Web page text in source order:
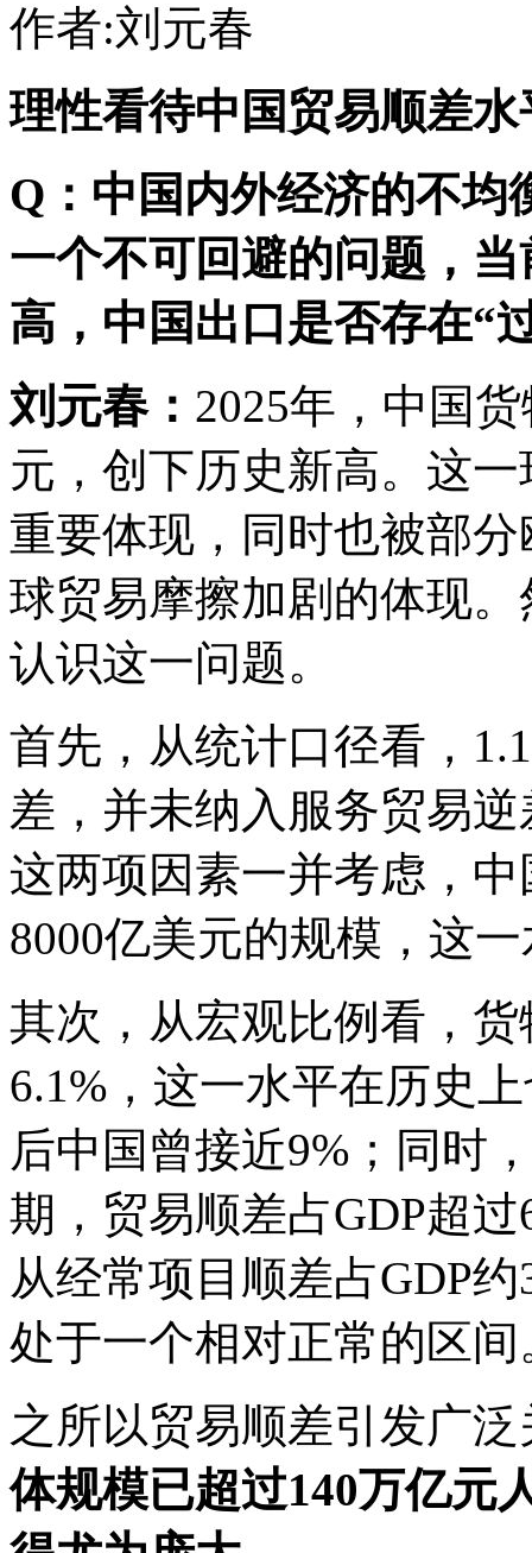
作者:刘元春
理性看待中国贸易顺差水
Q：中国内外经济的不均
一个不可回避的问题，
高，中国出口是否存在“
刘元春： 2025年，中国
元，创下历史新高。这
重要体现，同时也被部
球贸易摩擦加剧的体现
认识这一问题。
首先，从统计口径看，
差，并未纳入服务贸易
这两项因素一并考虑，
8000亿美元的规模，这
其次，从宏观比例看，
6.1%，这一水平在历史
后中国曾接近9%；同时
期，贸易顺差占GDP超
从经常项目顺差占GDP
处于一个相对正常的区间
之所以贸易顺差引发广
体规模已超过140万亿元